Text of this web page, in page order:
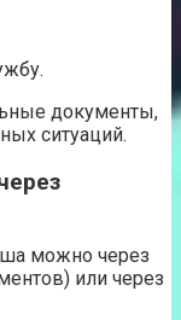
документы,
ситуаций.
можно через
или через